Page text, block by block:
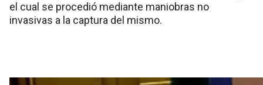
el cual se procedió mediante maniobras no
invasivas a la captura del mismo.